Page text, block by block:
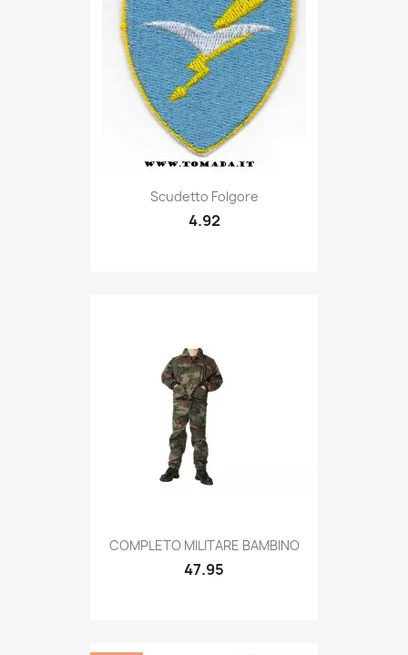
Quick view
Scudetto Folgore
4.92
Quick view
COMPLETO MILITARE BAMBINO
47.95